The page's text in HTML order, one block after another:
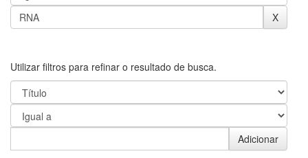
Utilizar filtros para refinar o resultado de busca.